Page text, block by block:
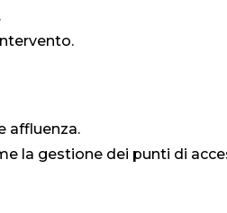
affluenza.
la gestione dei punti di